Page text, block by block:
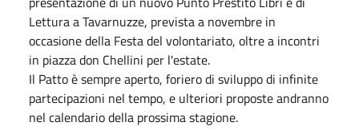
Lettura a Tavarnuzze, prevista a novembre in
occasione della Festa del volontariato, oltre a incontri
in piazza don Chellini per l'estate.
Il Patto è sempre aperto, foriero di sviluppo di infinite
partecipazioni nel tempo, e ulteriori proposte andranno
nel calendario della prossima stagione.